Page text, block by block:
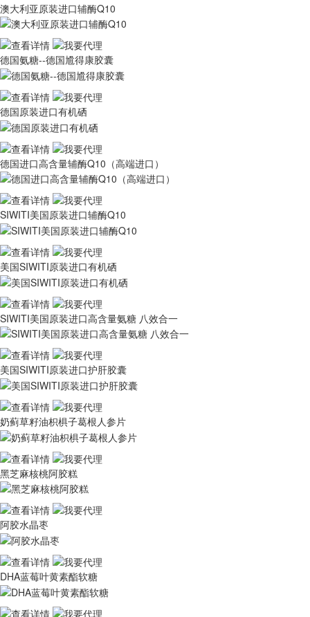
澳大利亚原装进口辅酶Q10
德国氨糖--德国尳得康胶囊
德国原装进口有机硒
德国进口高含量辅酶Q10（高端进口）
SIWITI美国原装进口辅酶Q10
美国SIWITI原装进口有机硒
SIWITI美国原装进口高含量氨糖 八效合一
美国SIWITI原装进口护肝胶囊
奶蓟草籽油枳椇子葛根人参片
黑芝麻核桃阿胶糕
阿胶⽔晶枣
DHA蓝莓叶⻩素酯软糖